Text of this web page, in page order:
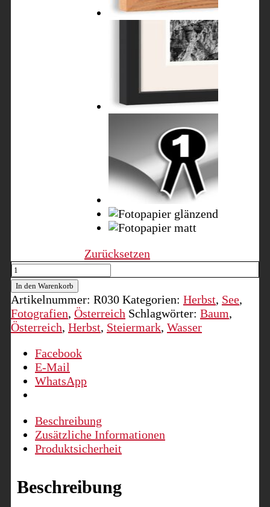
Zurücksetzen
Leopoldsteinersee
I,
Steiermark
Menge
In den Warenkorb
Artikelnummer: R030 Kategorien: Herbst, See,
Fotografien, Österreich Schlagwörter: Baum,
Österreich, Herbst, Steiermark, Wasser
Facebook
E-Mail
WhatsApp
Beschreibung
Zusätzliche Informationen
Produktsicherheit
Beschreibung